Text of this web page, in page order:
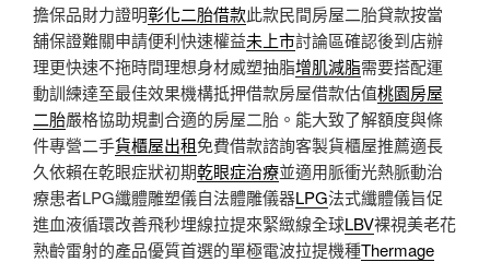
擔保品財力證明彰化二胎借款此款民間房屋二胎貸款按當
舖保證難關申請便利快速權益未上市討論區確認後到店辦
理更快速不拖時間理想身材威塑抽脂增肌減脂需要搭配運
動訓練達至最佳效果機構抵押借款房屋借款估值桃園房屋
二胎嚴格協助規劃合適的房屋二胎。能大致了解額度與條
件專營二手貨櫃屋出租免費借款諮詢客製貨櫃屋推薦適長
久依賴在乾眼症狀初期乾眼症治療並適用脈衝光熱脈動治
療患者LPG纖體雕塑儀自法體雕儀器LPG法式纖體儀旨促
進血液循環改善飛秒埋線拉提來緊緻線全球LBV裸視美老花
熟齡雷射的產品優質首選的單極電波拉提機種Thermage